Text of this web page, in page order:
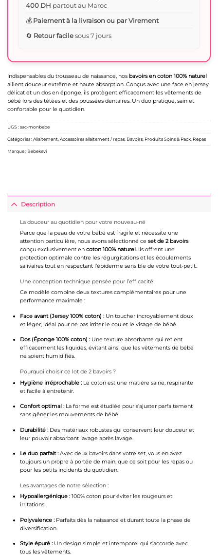
Indispensables du trousseau de naissance, nos bavoirs en coton 100% naturel
allient douceur extrême et haute absorption. Conçus avec une face en jersey
délicat et un dos en éponge, ils protègent efficacement les vêtements de
bébé lors des tétées et des poussées dentaires. Un duo pratique, sain et
confortable pour le quotidien.
400 DH partout au Maroc
💰 Paiement à la livraison ou par Virement
🔄 Retour facilesous 7 jours
UGS :sac-monbebe
Catégories :Allaitement Accessoires allaitement / repas Bavoirs Produits Soins & Pack Repas
Marque : Bebekevi
Description
La douceur au quotidien pour votre nouveau-né
Parce que la peau de votre bébé est fragile et nécessite une
attention particulière, nous avons sélectionné ce set de 2 bavoirs
conçu exclusivement en coton 100% naturel. Ils offrent une
protection optimale contre les régurgitations et les écoulements
salivaires tout en respectant l’épiderme sensible de votre tout-petit.
Une conception technique pensée pour l’efficacité
Ce modèle combine deux textures complémentaires pour une
performance maximale :
Face avant (Jersey 100% coton) :Un toucher incroyablement doux
et léger, idéal pour ne pas irriter le cou et le visage de bébé.
Dos (Éponge 100% coton) :Une texture absorbante qui retient
efficacement les liquides, évitant ainsi que les vêtements de bébé
ne soient humidifiés.
Pourquoi choisir ce lot de 2 bavoirs ?
Hygiène irréprochable :Le coton est une matière saine, respirante
et facile à entretenir.
Confort optimal :La forme est étudiée pour s’ajuster parfaitement
sans gêner les mouvements de bébé.
Durabilité :Des matériaux robustes qui conservent leur douceur et
leur pouvoir absorbant lavage après lavage.
Le duo parfait :Avec deux bavoirs dans votre set, vous en avez
toujours un propre à portée de main, que ce soit pour les repas ou
pour les petits incidents du quotidien.
Les avantages de notre sélection :
Hypoallergénique :100% coton pour éviter les rougeurs et
irritations.
Polyvalence :Parfaits dès la naissance et durant toute la phase de
diversification.
Style épuré :Un design simple et intemporel qui s’accorde avec
tous les vêtements.